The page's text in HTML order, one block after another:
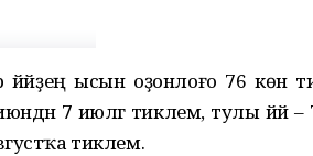
ысын оҙонлоғо 76 көн
7 июлгә тиклем, тулы йәй –
тиклем.